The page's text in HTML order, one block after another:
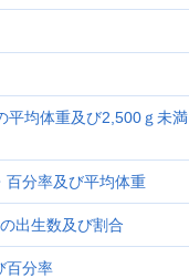
平均体重及び2,500ｇ未満
百分率及び平均体重
出生数及び割合
百分率